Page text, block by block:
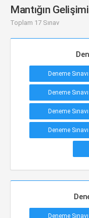
Mantığın
Toplam 17 Sınav
Deneme Sınavı
Deneme
Deneme
Deneme
Deneme Sınavı